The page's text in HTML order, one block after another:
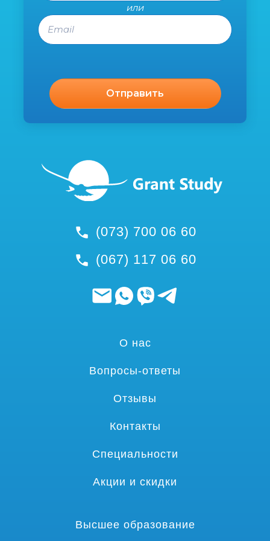
(073) 700 06 60
(067) 117 06 60
или
Email
О нас
Вопросы-ответы
Отзывы
Контакты
Специальности
Акции и скидки
Высшее образование